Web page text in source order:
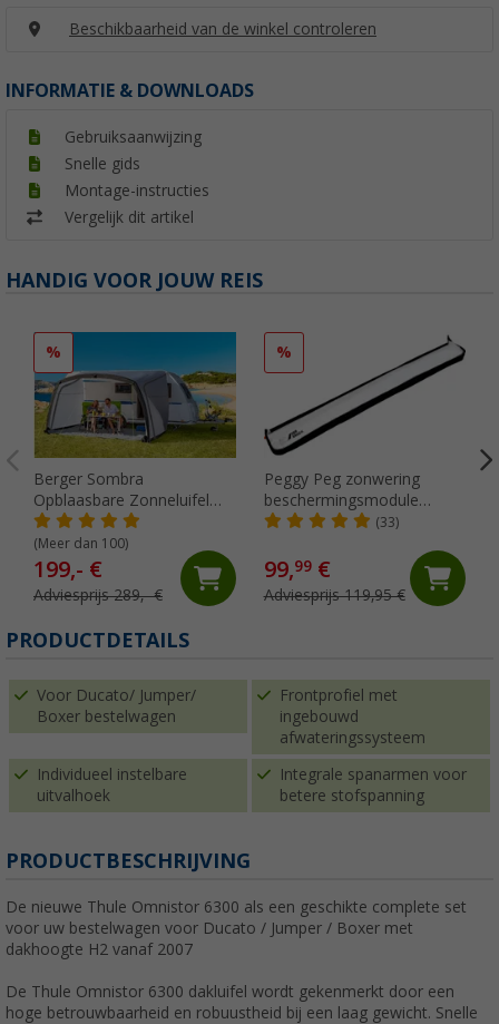
Beschikbaarheid van de winkel controleren
INFORMATIE & DOWNLOADS
Gebruiksaanwijzing
Snelle gids
Montage-instructies
Vergelijk dit artikel
HANDIG VOOR JOUW REIS
%
Berger Sombra
Opblaasbare Zonneluifel
4m
(Meer dan 100)
199,- €
Adviesprijs 289,- €
%
Peggy Peg zonwering
beschermingsmodule
SunBreak zwart(33)
99,99€
Adviesprijs 119,95 €
PRODUCTDETAILS
Voor Ducato/ Jumper/
Boxer bestelwagen
Frontprofiel met
ingebouwd
afwateringssysteem
Individueel instelbare
uitvalhoek
Integrale spanarmen voor
betere stofspanning
PRODUCTBESCHRIJVING
De nieuwe Thule Omnistor 6300 als een geschikte complete set
voor uw bestelwagen voor Ducato / Jumper / Boxer met
dakhoogte H2 vanaf 2007
De Thule Omnistor 6300 dakluifel wordt gekenmerkt door een
hoge betrouwbaarheid en robuustheid bij een laag gewicht. Snelle